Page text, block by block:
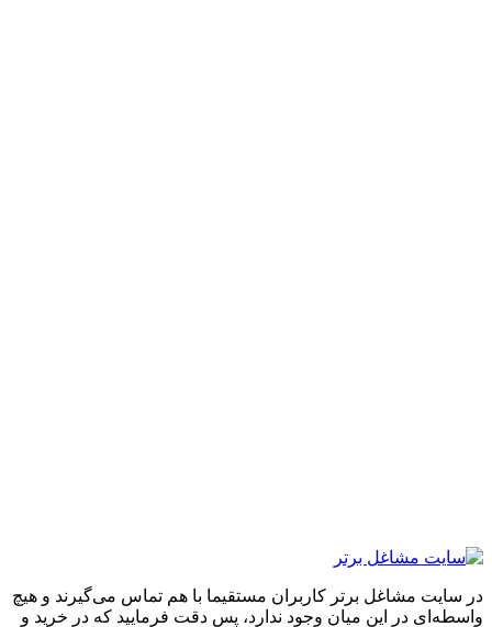
برتر کاربران مستقیما با هم تماس می‌گیرند و هیچ
میان وجود ندارد، پس دقت فرمایید که در خرید و